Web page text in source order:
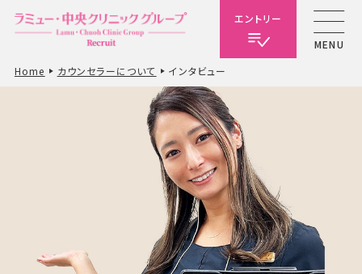
MENU
エントリー
Home カウンセラーについて インタビュー